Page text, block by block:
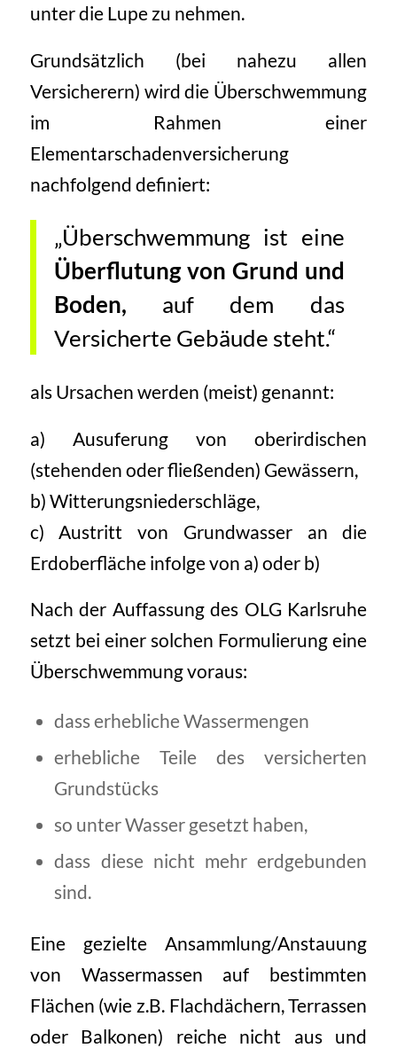
unter die Lupe zu nehmen.
Grundsätzlich (bei nahezu allen
Versicherern) wird die Überschwemmung
im Rahmen einer
Elementarschadenversicherung
nachfolgend definiert:
„Überschwemmung ist eine
Überflutung von Grund und
Boden, auf dem das
Versicherte Gebäude steht.“
als Ursachen werden (meist) genannt:
a) Ausuferung von oberirdischen
(stehenden oder fließenden) Gewässern,
b) Witterungsniederschläge,
c) Austritt von Grundwasser an die
Erdoberfläche infolge von a) oder b)
Nach der Auffassung des OLG Karlsruhe
setzt bei einer solchen Formulierung eine
Überschwemmung voraus:
dass erhebliche Wassermengen
erhebliche Teile des versicherten
Grundstücks
so unter Wasser gesetzt haben,
dass diese nicht mehr erdgebunden
sind.
Eine gezielte Ansammlung/Anstauung
von Wassermassen auf bestimmten
Flächen (wie z.B. Flachdächern, Terrassen
oder Balkonen) reiche nicht aus und